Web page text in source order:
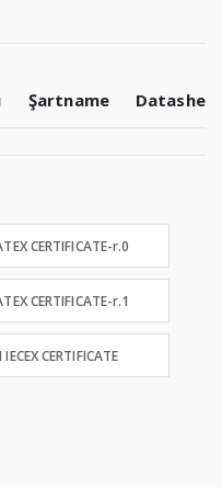
Şartname
CERTIFICATE-r.0
CERTIFICATE-r.1
CERTIFICATE